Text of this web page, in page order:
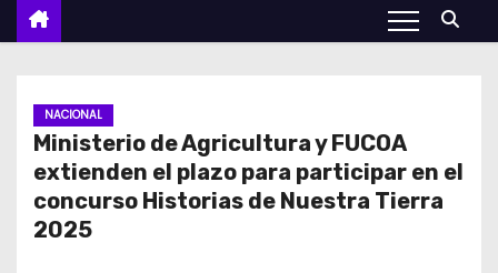
NACIONAL
Ministerio de Agricultura y FUCOA
extienden el plazo para participar en el
concurso Historias de Nuestra Tierra
2025